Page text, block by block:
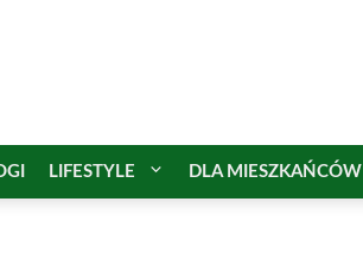
LIFESTYLE DLA MIESZKAŃCÓW